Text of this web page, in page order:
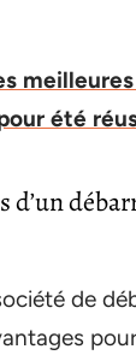
été
d’un
de